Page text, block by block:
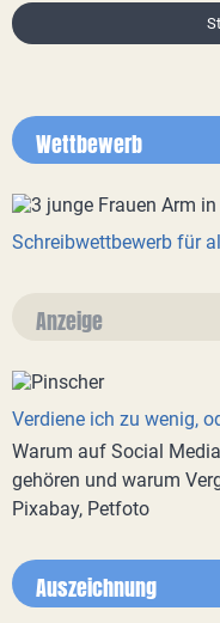
Wettbewerb
Schreibwettbewerb für
Anzeige
Verdiene ich zu wenig,
Warum auf Social
gehören und warum
Pixabay, Petfoto
Auszeichnung